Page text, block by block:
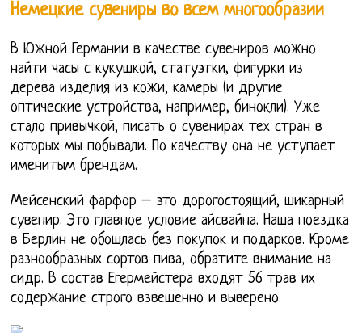
Немецкие сувениры во всем многообразии
В Южной Германии в качестве сувениров можно
найти часы с кукушкой, статуэтки, фигурки из
дерева изделия из кожи, камеры (и другие
оптические устройства, например, бинокли). Уже
стало привычкой, писать о сувенирах тех стран в
которых мы побывали. По качеству она не уступает
именитым брендам.
Мейсенский фарфор – это дорогостоящий, шикарный
сувенир. Это главное условие айсвайна. Наша поездка
в Берлин не обошлась без покупок и подарков. Кроме
разнообразных сортов пива, обратите внимание на
сидр. В состав Егермейстера входят 56 трав их
содержание строго взвешенно и выверено.